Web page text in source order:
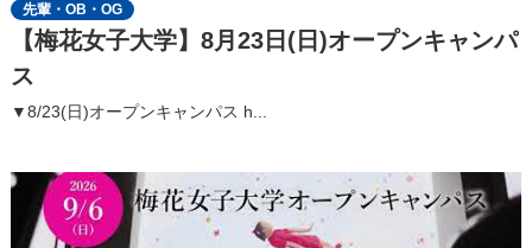
先輩・OB・OG
【梅花女子大学】8月23日(日)オープンキャンパ
ス
▼8/23(日)オープンキャンパス h...